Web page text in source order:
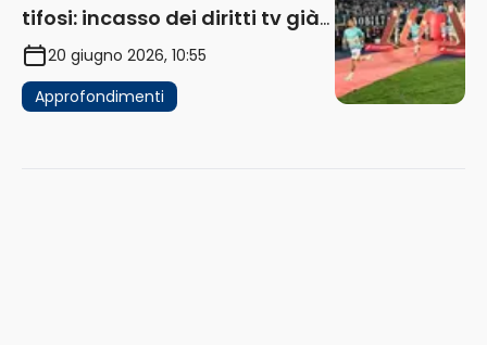
tifosi: incasso dei diritti tv già
in flessione
20 giugno 2026, 10:55
Approfondimenti